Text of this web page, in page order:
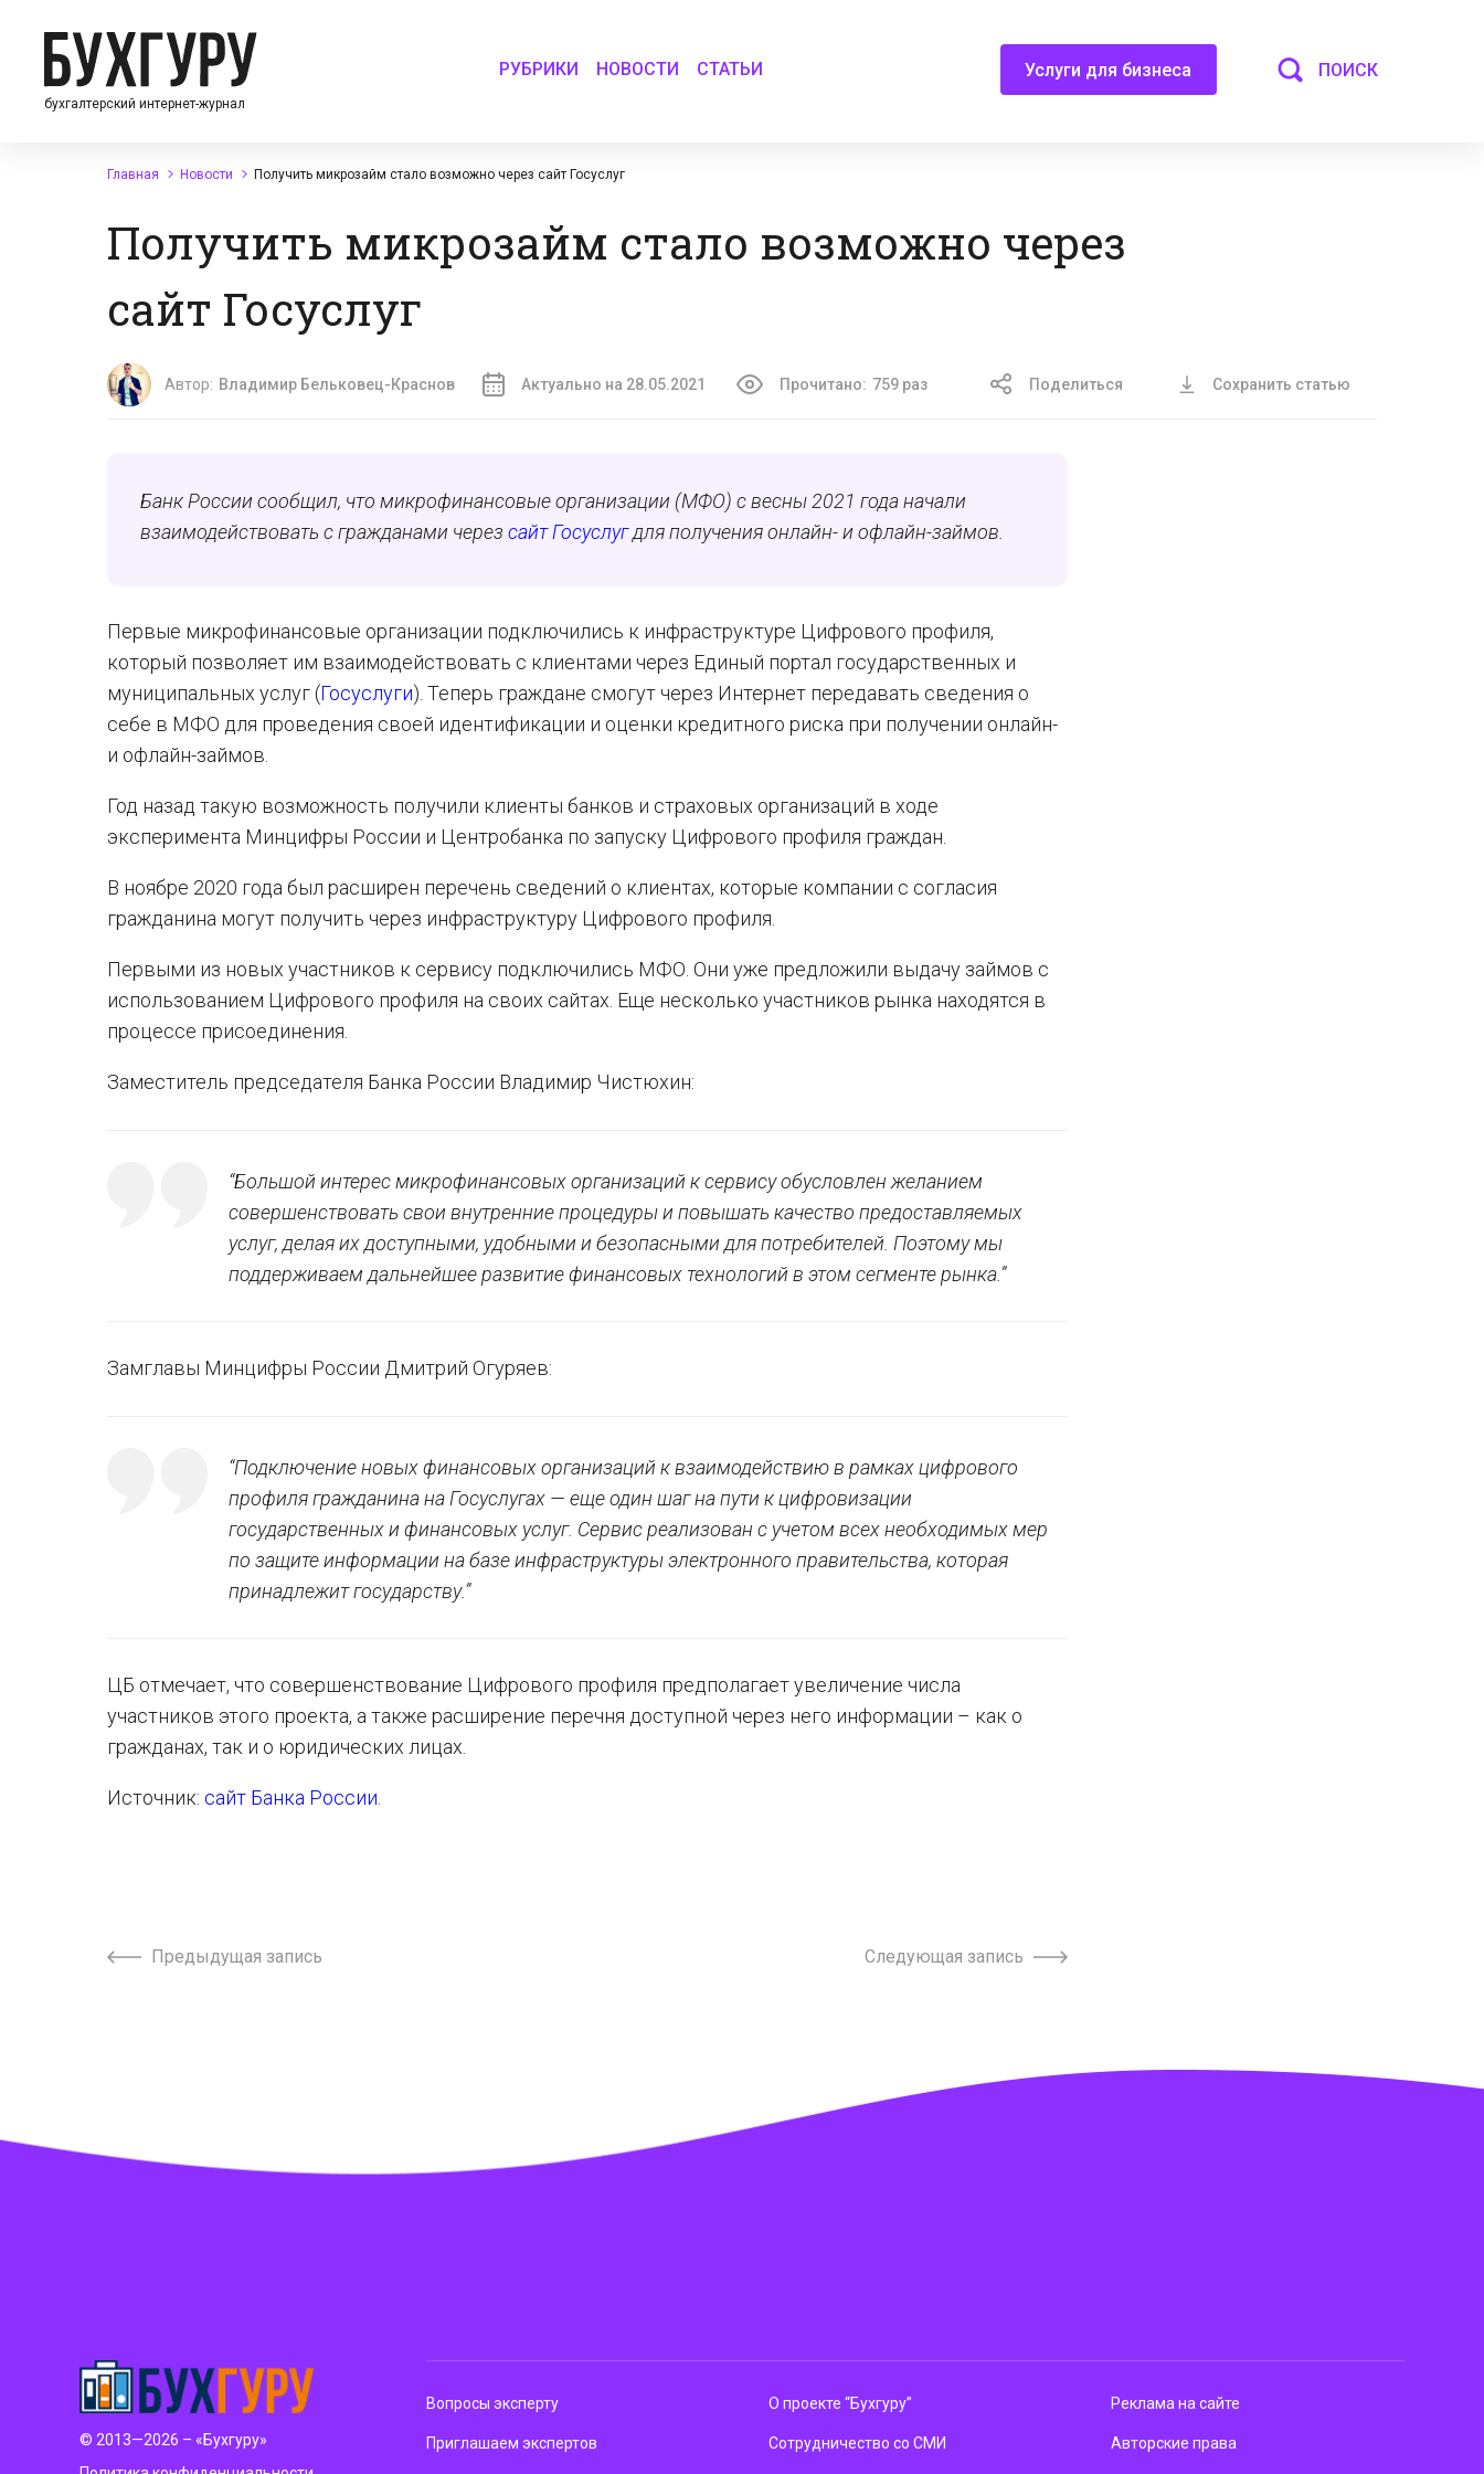
бухгалтерский интернет-журнал
РУБРИКИ НОВОСТИ СТАТЬИ Услуги для бизнеса ПОИСК
Главная Новости Получить микрозайм стало возможно через сайт Госуслуг
Получить микрозайм стало возможно через
сайт Госуслуг
Автор: Владимир Бельковец-Краснов Актуально на 28.05.2021 Прочитано: 759 раз Поделиться Сохранить статью
Банк России сообщил, что микрофинансовые организации (МФО) с весны 2021 года начали
взаимодействовать с гражданами через сайт Госуслугдля получения онлайн- и офлайн-займов.
Первые микрофинансовые организации подключились к инфраструктуре Цифрового профиля,
который позволяет им взаимодействовать с клиентами через Единый портал государственных и
муниципальных услуг (Госуслуги). Теперь граждане смогут через Интернет передавать сведения о
себе в МФО для проведения своей идентификации и оценки кредитного риска при получении онлайн-
и офлайн-займов.
Год назад такую возможность получили клиенты банков и страховых организаций в ходе
эксперимента Минцифры России и Центробанка по запуску Цифрового профиля граждан.
В ноябре 2020 года был расширен перечень сведений о клиентах, которые компании с согласия
гражданина могут получить через инфраструктуру Цифрового профиля.
Первыми из новых участников к сервису подключились МФО. Они уже предложили выдачу займов с
использованием Цифрового профиля на своих сайтах. Еще несколько участников рынка находятся в
процессе присоединения.
Заместитель председателя Банка России Владимир Чистюхин:
“Большой интерес микрофинансовых организаций к сервису обусловлен желанием
совершенствовать свои внутренние процедуры и повышать качество предоставляемых
услуг, делая их доступными, удобными и безопасными для потребителей. Поэтому мы
поддерживаем дальнейшее развитие финансовых технологий в этом сегменте рынка.”
Замглавы Минцифры России Дмитрий Огуряев:
“Подключение новых финансовых организаций к взаимодействию в рамках цифрового
профиля гражданина на Госуслугах — еще один шаг на пути к цифровизации
государственных и финансовых услуг. Сервис реализован с учетом всех необходимых мер
по защите информации на базе инфраструктуры электронного правительства, которая
принадлежит государству.”
ЦБ отмечает, что совершенствование Цифрового профиля предполагает увеличение числа
участников этого проекта, а также расширение перечня доступной через него информации – как о
гражданах, так и о юридических лицах.
Источник: сайт Банка России
Предыдущая запись Следующая запись
© 2013—2026 – «Бухгуру»
Вопросы эксперту
Приглашаем экспертов
О проекте “Бухгуру”
Сотрудничество со СМИ
Реклама на сайте
Авторские права